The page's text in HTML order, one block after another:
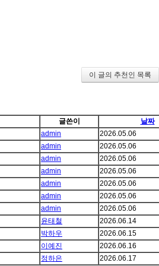
이 글의 추천인 목록
글쓴이 날짜
admin
2026.05.06
admin
2026.05.06
admin
2026.05.06
admin
2026.05.06
admin
2026.05.06
admin
2026.05.06
admin
2026.05.06
윤태철
2026.06.14
박하우
2026.06.15
이예진
2026.06.16
정하은
2026.06.17